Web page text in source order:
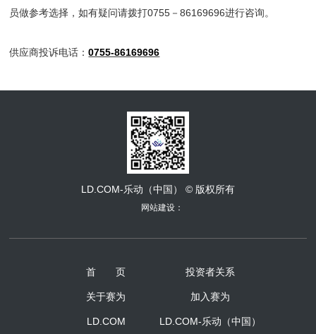
员做参考选择，如有疑问请拨打0755－86169696进行咨询。
供应商投诉电话：0755-86169696
LD.COM-乐动（中国） © 版权所有
网站建设：
首 页 投资者关系
关于赛为 加入赛为
LD.COM LD.COM-乐动（中国）